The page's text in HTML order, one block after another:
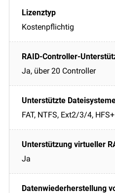
Kostenpflichtig
Ja, über 20 Controller
FAT, NTFS, Ext2/3/4, HFS+
Ja